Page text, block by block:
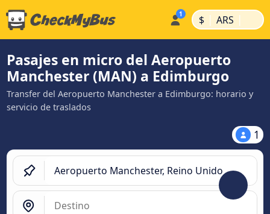
$ | ARS |
Pasajes en micro del Aeropuerto
Manchester (MAN) a Edimburgo
Transfer del Aeropuerto Manchester a Edimburgo: horario y
servicio de traslados
1